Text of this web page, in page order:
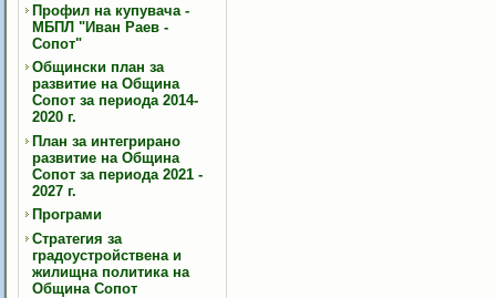
Профил на купувача -
МБПЛ "Иван Раев -
Сопот"
Общински план за
развитие на Община
Сопот за периода 2014-
2020 г.
План за интегрирано
развитие на Община
Сопот за периода 2021 -
2027 г.
Програми
Стратегия за
градоустройствена и
жилищна политика на
Община Сопот